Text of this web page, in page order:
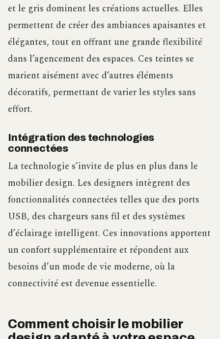
et le gris dominent les créations actuelles. Elles
permettent de créer des ambiances apaisantes et
élégantes, tout en offrant une grande flexibilité
dans l’agencement des espaces. Ces teintes se
marient aisément avec d’autres éléments
décoratifs, permettant de varier les styles sans
effort.
Intégration des technologies
connectées
La technologie s’invite de plus en plus dans le
mobilier design. Les designers intègrent des
fonctionnalités connectées telles que des ports
USB, des chargeurs sans fil et des systèmes
d’éclairage intelligent. Ces innovations apportent
un confort supplémentaire et répondent aux
besoins d’un mode de vie moderne, où la
connectivité est devenue essentielle.
Comment choisir le mobilier